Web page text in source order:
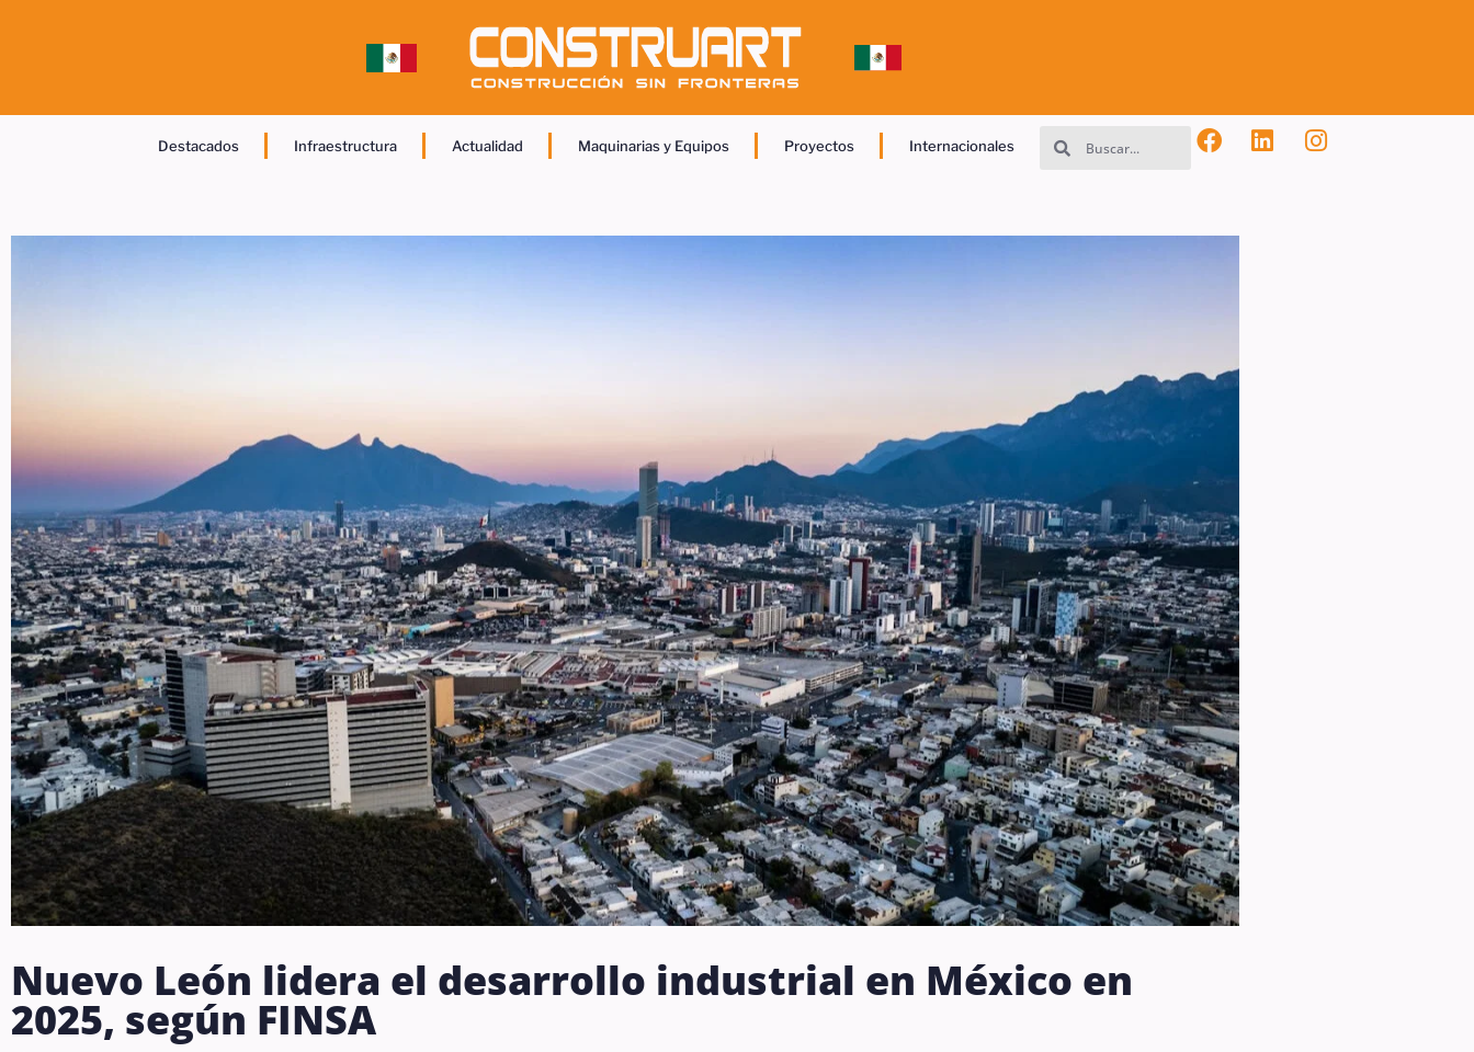
Destacados Infraestructura Actualidad Maquinarias y Equipos Proyectos Internacionales
Nuevo León lidera el desarrollo industrial en México en
2025, según FINSA